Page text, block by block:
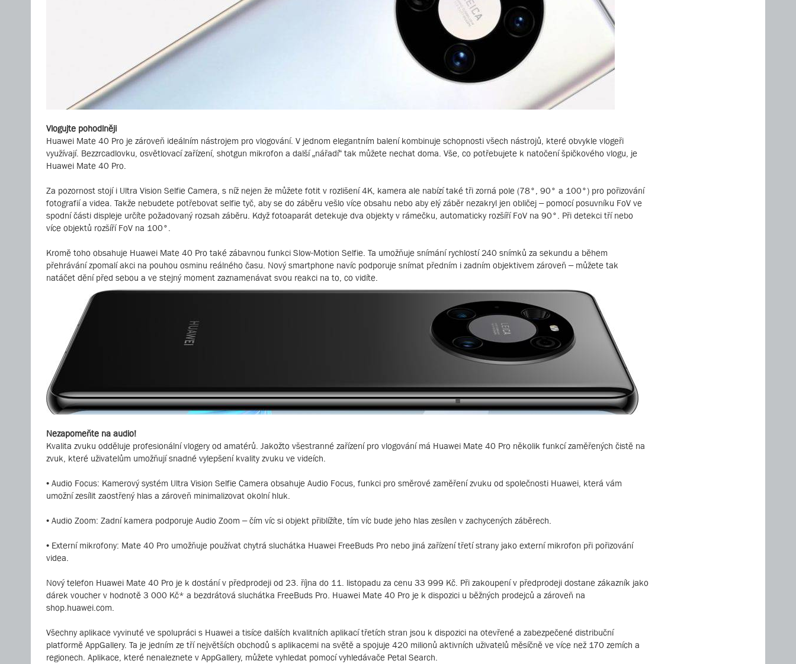
Vlogujte pohodlněji
Huawei Mate 40 Pro je zároveň ideálním nástrojem pro vlogování. V jednom elegantním balení kombinuje schopnosti všech nástrojů, které obvykle vlogeři
využívají. Bezzrcadlovku, osvětlovací zařízení, shotgun mikrofon a další „nářadí“ tak můžete nechat doma. Vše, co potřebujete k natočení špičkového vlogu, je
Huawei Mate 40 Pro.
Za pozornost stojí i Ultra Vision Selfie Camera, s níž nejen že můžete fotit v rozlišení 4K, kamera ale nabízí také tři zorná pole (78°, 90° a 100°) pro pořizování
fotografií a videa. Takže nebudete potřebovat selfie tyč, aby se do záběru vešlo více obsahu nebo aby elý záběr nezakryl jen obličej – pomocí posuvníku FoV ve
spodní části displeje určíte požadovaný rozsah záběru. Když fotoaparát detekuje dva objekty v rámečku, automaticky rozšíří FoV na 90°. Při detekci tří nebo
více objektů rozšíří FoV na 100°.
Kromě toho obsahuje Huawei Mate 40 Pro také zábavnou funkci Slow-Motion Selfie. Ta umožňuje snímání rychlostí 240 snímků za sekundu a během
přehrávání zpomalí akci na pouhou osminu reálného času. Nový smartphone navíc podporuje snímat předním i zadním objektivem zároveň – můžete tak
natáčet dění před sebou a ve stejný moment zaznamenávat svou reakci na to, co vidíte.
Nezapomeňte na audio!
Kvalita zvuku odděluje profesionální vlogery od amatérů. Jakožto všestranné zařízení pro vlogování má Huawei Mate 40 Pro několik funkcí zaměřených čistě na
zvuk, které uživatelům umožňují snadné vylepšení kvality zvuku ve videích.
• Audio Focus: Kamerový systém Ultra Vision Selfie Camera obsahuje Audio Focus, funkci pro směrové zaměření zvuku od společnosti Huawei, která vám
umožní zesílit zaostřený hlas a zároveň minimalizovat okolní hluk.
• Audio Zoom: Zadní kamera podporuje Audio Zoom – čím víc si objekt přiblížíte, tím víc bude jeho hlas zesílen v zachycených záběrech.
• Externí mikrofony: Mate 40 Pro umožňuje používat chytrá sluchátka Huawei FreeBuds Pro nebo jiná zařízení třetí strany jako externí mikrofon při pořizování
videa.
Nový telefon Huawei Mate 40 Pro je k dostání v předprodeji od 23. října do 11. listopadu za cenu 33 999 Kč. Při zakoupení v předprodeji dostane zákazník jako
dárek voucher v hodnotě 3 000 Kč* a bezdrátová sluchátka FreeBuds Pro. Huawei Mate 40 Pro je k dispozici u běžných prodejců a zároveň na
shop.huawei.com.
Všechny aplikace vyvinuté ve spolupráci s Huawei a tisíce dalších kvalitních aplikací třetích stran jsou k dispozici na otevřené a zabezpečené distribuční
platformě AppGallery. Ta je jedním ze tří největších obchodů s aplikacemi na světě a spojuje 420 milionů aktivních uživatelů měsíčně ve více než 170 zemích a
regionech. Aplikace, které nenaleznete v AppGallery, můžete vyhledat pomocí vyhledávače Petal Search.